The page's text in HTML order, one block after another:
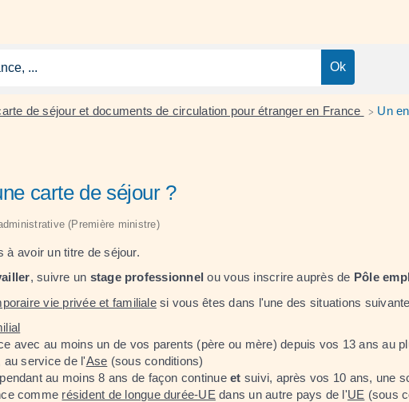
de séjour et documents de circulation pour étranger en France > Un
carte de séjour ?
(Première ministre)
à avoir un titre de séjour.
, suivre un stage professionnel ou vous inscrire auprès de Pôle
vie privée et familialesi vous êtes dans l'une des situations
avec au moins un de vos parents (père ou mère) depuis vos 13 ans au
au service de l'Ase (sous conditions)
au moins 8 ans de façon continueet suivi, après vos 10 ans, une
comme résident de longue durée-UE dans un autre pays de l'UE (sous